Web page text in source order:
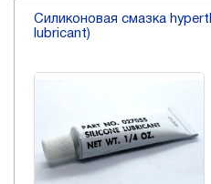
Силиконовая смазка
lubricant)